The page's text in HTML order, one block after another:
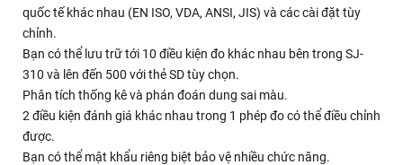
quốc tế khác nhau (EN ISO, VDA, ANSI, JIS) và các cài đặt tùy
chỉnh.
Bạn có thể lưu trữ tới 10 điều kiện đo khác nhau bên trong SJ-
310 và lên đến 500 với thẻ SD tùy chọn.
Phân tích thống kê và phán đoán dung sai màu.
2 điều kiện đánh giá khác nhau trong 1 phép đo có thể điều chỉnh
được.
Bạn có thể mật khẩu riêng biệt bảo vệ nhiều chức năng.